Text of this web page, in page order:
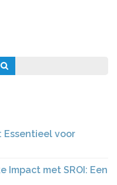
Essentieel voor
Impact met SROI: Een